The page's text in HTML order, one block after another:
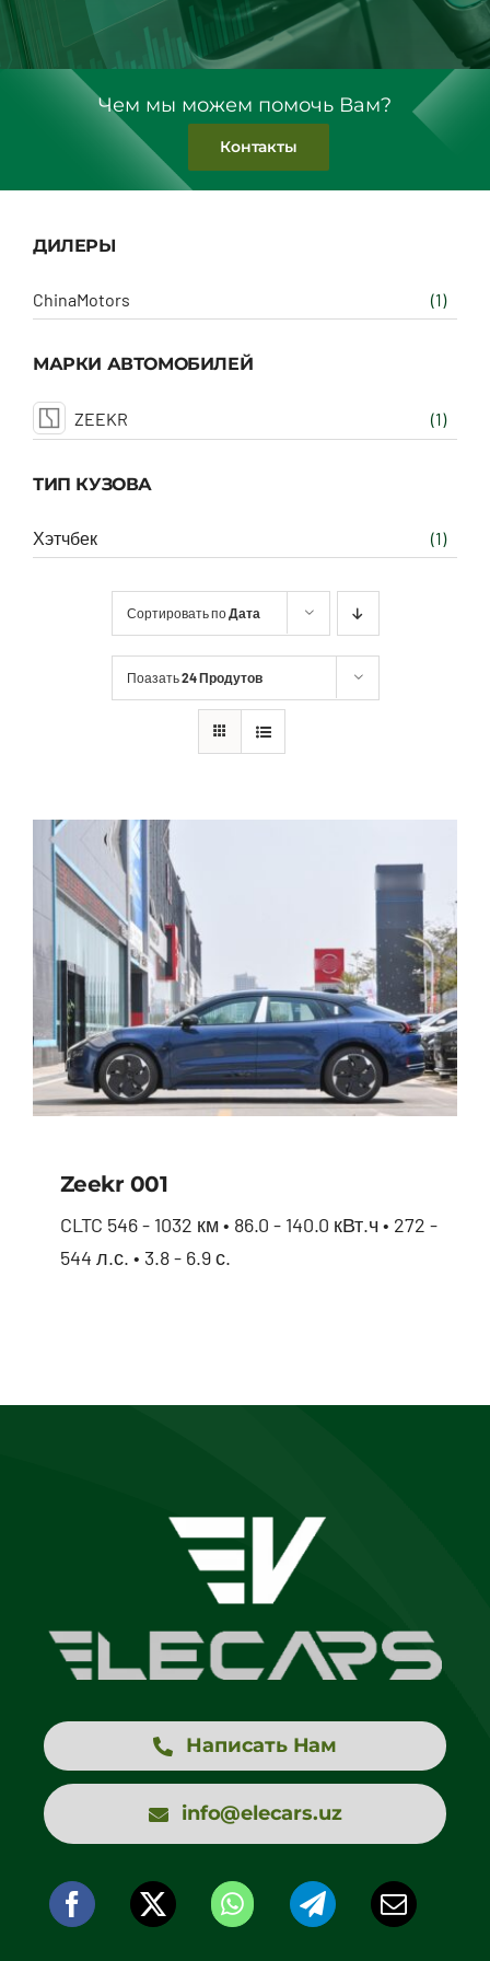
Чем мы можем помочь Вам?
Контакты
ДИЛЕРЫ
ChinaMotors (1)
МАРКИ АВТОМОБИЛЕЙ
ZEEKR (1)
ТИП КУЗОВА
Хэтчбек (1)
Сортировать по Дата
Поазать24 Продутов
Zeekr 001
CLTC 546 - 1032 км • 86.0 - 140.0 кВт.ч • 272 -
544 л.с. • 3.8 - 6.9 с.
Написать Нам
info@elecars.uz